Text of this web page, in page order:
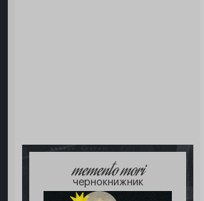
memento mori
чернокнижник